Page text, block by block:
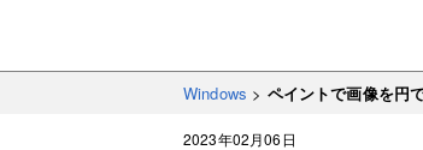
Windows > ペイントで画像を円
2023年02月06日